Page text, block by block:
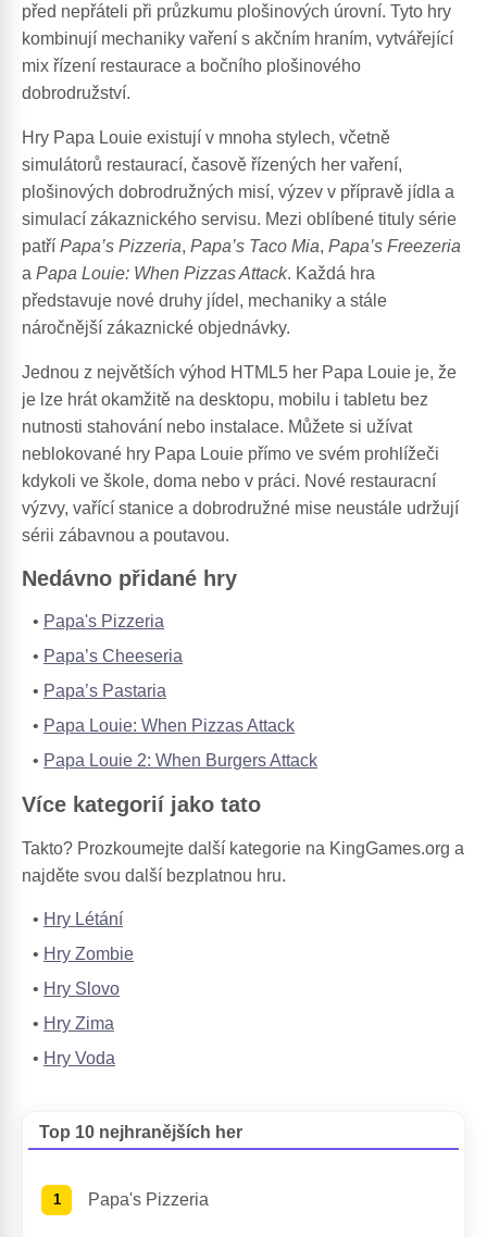
před nepřáteli při průzkumu plošinových úrovní. Tyto hry
kombinují mechaniky vaření s akčním hraním, vytvářející
mix řízení restaurace a bočního plošinového
dobrodružství.
Hry Papa Louie existují v mnoha stylech, včetně
simulátorů restaurací, časově řízených her vaření,
plošinových dobrodružných misí, výzev v přípravě jídla a
simulací zákaznického servisu. Mezi oblíbené tituly série
patří Papa’s Pizzeria, Papa’s Taco Mia, Papa’s Freezeria
a Papa Louie: When Pizzas Attack. Každá hra
představuje nové druhy jídel, mechaniky a stále
náročnější zákaznické objednávky.
Jednou z největších výhod HTML5 her Papa Louie je, že
je lze hrát okamžitě na desktopu, mobilu i tabletu bez
nutnosti stahování nebo instalace. Můžete si užívat
neblokované hry Papa Louie přímo ve svém prohlížeči
kdykoli ve škole, doma nebo v práci. Nové restauracní
výzvy, vařící stanice a dobrodružné mise neustále udržují
sérii zábavnou a poutavou.
Nedávno přidané hry
Papa's Pizzeria
Papa’s Cheeseria
Papa’s Pastaria
Papa Louie: When Pizzas Attack
Papa Louie 2: When Burgers Attack
Více kategorií jako tato
Takto? Prozkoumejte další kategorie na KingGames.org a
najděte svou další bezplatnou hru.
Hry Létání
Hry Zombie
Hry Slovo
Hry Zima
Hry Voda
Top 10 nejhranějších her
Papa's Pizzeria